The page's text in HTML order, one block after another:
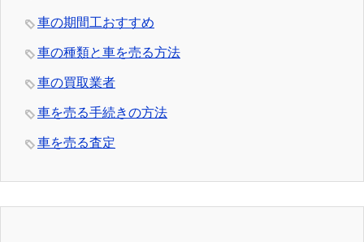
車の期間工おすすめ
車の種類と車を売る方法
車の買取業者
車を売る手続きの方法
車を売る査定